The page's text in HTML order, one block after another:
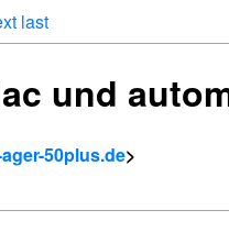
last
und
50plus.de>